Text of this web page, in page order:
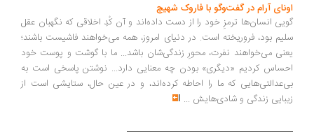
اونای آرام در گفت‌وگو با فاروک شهیچ‭
گویی انسان‌ها ترمزِ خود را از دست داده‌اند و آن کُدِ اخلاقی که نگهبان عقل
سلیم بود، فروریخته است. در دنیای امروز، همه می‌خواهند فاشیست باشند؛
یعنی می‌خواهند نفرت، محورِ زندگی‌شان باشد... ما با گوشت و پوست خود
احساس کردیم «دیگری» بودن چه معنایی دارد... نوشتن پاسخی است به
بی‌عدالتی‌هایی که ما را احاطه کرده‌اند، و در عین حال، ستایشی است از
زیبایی زندگی و شادی‌هایش ...